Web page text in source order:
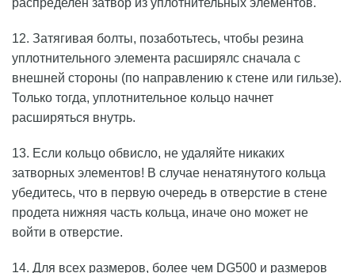
распределен затвор из уплотнительных элементов.
12. Затягивая болты, позаботьтесь, чтобы резина
уплотнительного элемента расширялс сначала с
внешней стороны (по направлению к стене или гильзе).
Только тогда, уплотнительное кольцо начнет
расширяться внутрь.
13. Если кольцо обвисло, не удаляйте никаких
затворных элементов! В случае ненатянутого кольца
убедитесь, что в первую очередь в отверстие в стене
продета нижняя часть кольца, иначе оно может не
войти в отверстие.
14. Для всех размеров, более чем DG500 и размеров